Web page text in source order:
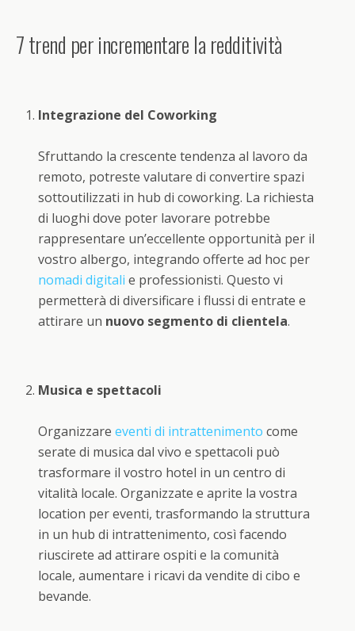
7 trend per incrementare la redditività
Integrazione del Coworking
Sfruttando la crescente tendenza al lavoro da
remoto, potreste valutare di convertire spazi
sottoutilizzati in hub di coworking. La richiesta
di luoghi dove poter lavorare potrebbe
rappresentare un’eccellente opportunità per il
vostro albergo, integrando offerte ad hoc per
nomadi digitali e professionisti. Questo vi
permetterà di diversificare i flussi di entrate e
attirare un nuovo segmento di clientela.
Musica e spettacoli
Organizzareeventi di intrattenimento come
serate di musica dal vivo e spettacoli può
trasformare il vostro hotel in un centro di
vitalità locale. Organizzate e aprite la vostra
location per eventi, trasformando la struttura
in un hub di intrattenimento, così facendo
riuscirete ad attirare ospiti e la comunità
locale, aumentare i ricavi da vendite di cibo e
bevande.